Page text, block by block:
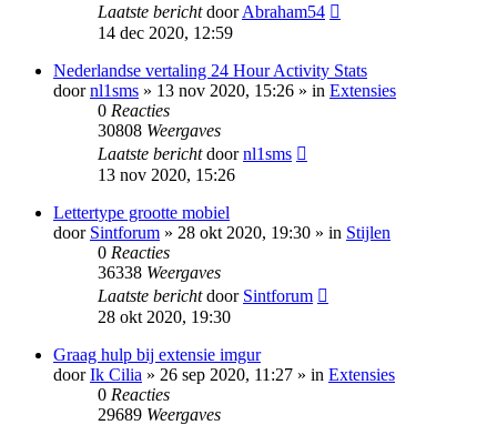
Laatste berichtdoorAbraham54
14 dec 2020, 12:59
Nederlandse vertaling 24 Hour Activity Stats
doornl1sms » 13 nov 2020, 15:26 » in Extensies
0 Reacties
30808 Weergaves
Laatste berichtdoornl1sms
13 nov 2020, 15:26
Lettertype grootte mobiel
door Sintforum » 28 okt 2020, 19:30 » in Stijlen
0 Reacties
36338 Weergaves
Laatste berichtdoor Sintforum
28 okt 2020, 19:30
Graag hulp bij extensie imgur
doorIk Cilia » 26 sep 2020, 11:27 » in Extensies
0 Reacties
29689 Weergaves